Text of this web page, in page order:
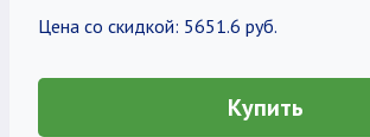
Цена со скидкой: 5651.6 руб.
Купить